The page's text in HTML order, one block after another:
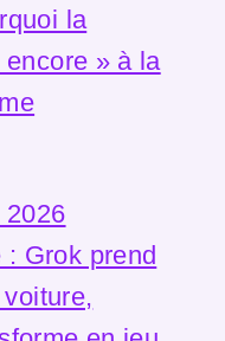
la
» à la
2026
: Grok prend